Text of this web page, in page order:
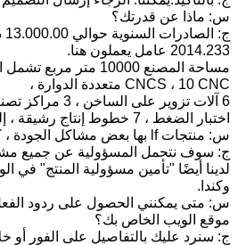
س: ماذا عن قدرتك؟
2014.233 عامل يعملون هنا.
CNCS ، 10 CNC متعددة الدوارة ،
اختبار الضغط ، 7 خطوط إنتاج رشيقة ، إلخ.
س: منتجات lf بها بعض مشاكل الجودة ، كيف ستتعامل معها؟
ج: سوف نتحمل المسؤولية عن جميع
لدينا أيضًا "تأمين مسؤولية المنتج" في
وكندا.
س: متى يمكنني الحصول على ردود
موقع الويب الخاص بك؟
ج: سنرد عليك بالتفاصيل على الفور أو خلال 24